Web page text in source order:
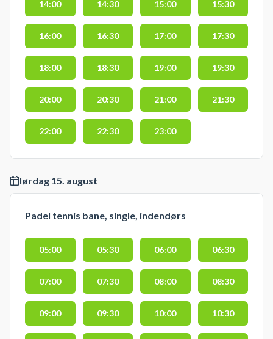
14:00 14:30 15:00 15:30
16:00 16:30 17:00 17:30
18:00 18:30 19:00 19:30
20:00 20:30 21:00 21:30
22:00 22:30 23:00
lørdag 15. august
Padel tennis bane, single, indendørs
05:00 05:30 06:00 06:30
07:00 07:30 08:00 08:30
09:00 09:30 10:00 10:30